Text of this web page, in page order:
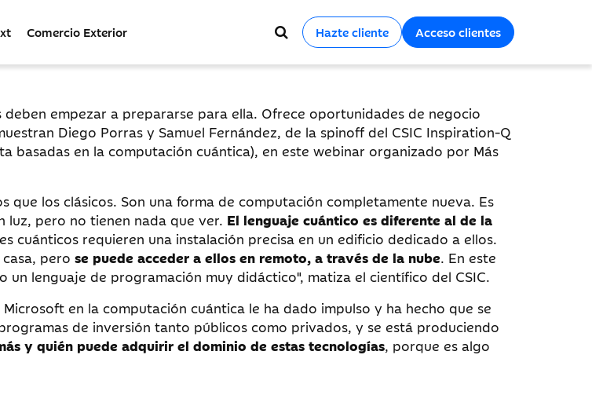
Comercio Exterior Hazte cliente Acceso clientes
deben empezar a prepararse para ella. Ofrece oportunidades de negocio
Diego Porras y Samuel Fernández, de la spinoff del CSIC Inspiration-Q
basadas en la computación cuántica), en este webinar organizado por Más
que los clásicos. Son una forma de computación completamente nueva. Es
luz, pero no tienen nada que ver. El lenguaje cuántico es diferente al de la
cuánticos requieren una instalación precisa en un edificio dedicado a ellos.
pero se puede acceder a ellos en remoto, a través de la nube. En este
lenguaje de programación muy didáctico", matiza el científico del CSIC.
en la computación cuántica le ha dado impulso y ha hecho que se
de inversión tanto públicos como privados, y se está produciendo
y quién puede adquirir el dominio de estas tecnologías, porque es algo